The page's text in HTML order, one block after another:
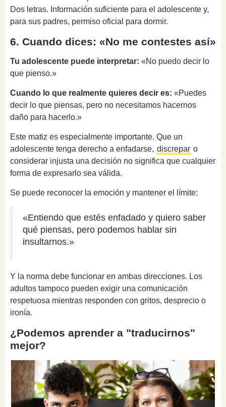
Dos letras. Información suficiente para el adolescente y,
para sus padres, permiso oficial para dormir.
6. Cuando dices: «No me contestes así»
Tu adolescente puede interpretar: «No puedo decir lo
que pienso.»
Cuando lo que realmente quieres decir es: «Puedes
decir lo que piensas, pero no necesitamos hacernos
daño para hacerlo.»
Este matiz es especialmente importante. Que un
adolescente tenga derecho a enfadarse, discrepar o
considerar injusta una decisión no significa que cualquier
forma de expresarlo sea válida.
Se puede reconocer la emoción y mantener el límite:
«Entiendo que estés enfadado y quiero saber
qué piensas, pero podemos hablar sin
insultarnos.»
Y la norma debe funcionar en ambas direcciones. Los
adultos tampoco pueden exigir una comunicación
respetuosa mientras responden con gritos, desprecio o
ironía.
¿Podemos aprender a "traducirnos"
mejor?